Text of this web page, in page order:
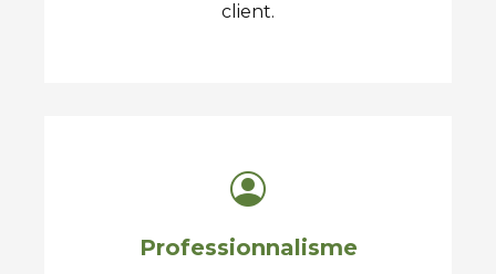
client.
Professionnalisme